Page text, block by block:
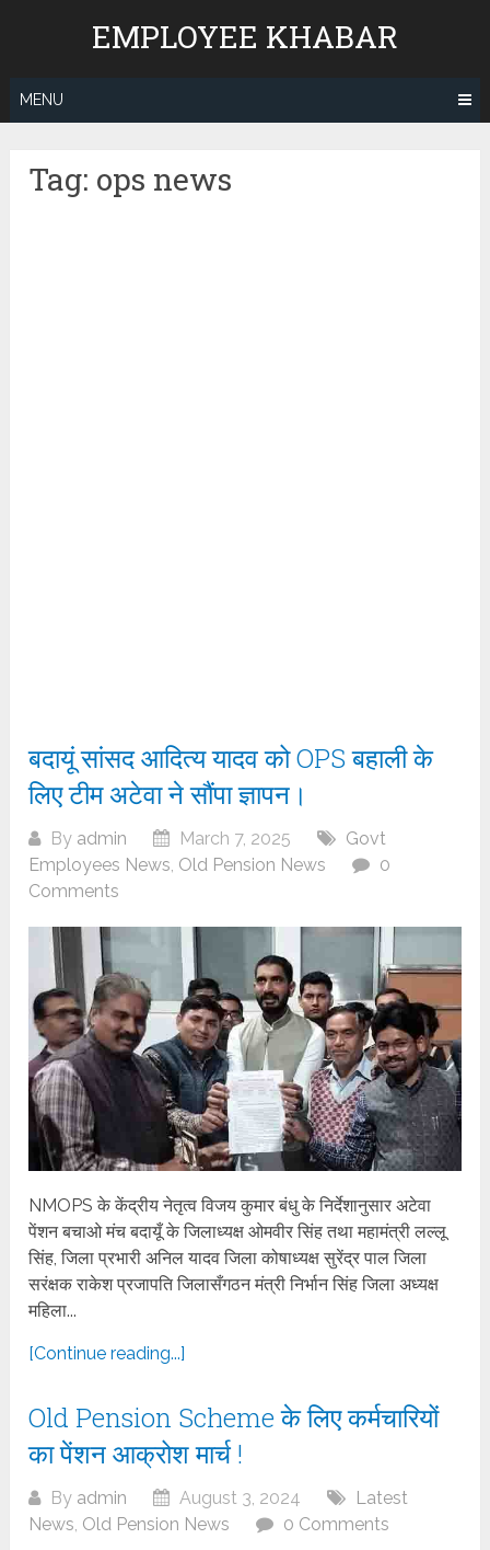
EMPLOYEE KHABAR
MENU
Tag: ops news
बदायूं सांसद आदित्य यादव को OPS बहाली के
लिए टीम अटेवा ने सौंपा ज्ञापन।
By admin March 7, 2025
Govt
Employees News, Old Pension News
0
Comments
NMOPS के केंद्रीय नेतृत्व विजय कुमार बंधु के निर्देशानुसार अटेवा
पेंशन बचाओ मंच बदायूँ के जिलाध्यक्ष ओमवीर सिंह तथा महामंत्री लल्लू
सिंह, जिला प्रभारी अनिल यादव जिला कोषाध्यक्ष सुरेंद्र पाल जिला
सरंक्षक राकेश प्रजापति जिलासँगठन मंत्री निर्भान सिंह जिला अध्यक्ष
महिला...
[Continue reading...]
Old Pension Scheme के लिए कर्मचारियों
का पेंशन आक्रोश मार्च !
By admin August 3, 2024
Latest
News Old Pension News 0 Comments